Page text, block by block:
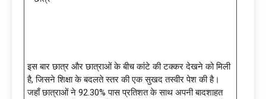
इस बार छात्र और छात्राओं के बीच कांटे की टक्कर देखने को मिली
है, जिसने शिक्षा के बदलते स्तर की एक सुखद तस्वीर पेश की है।
जहाँ छात्राओं ने 92.30% पास प्रतिशत के साथ अपनी बादशाहत